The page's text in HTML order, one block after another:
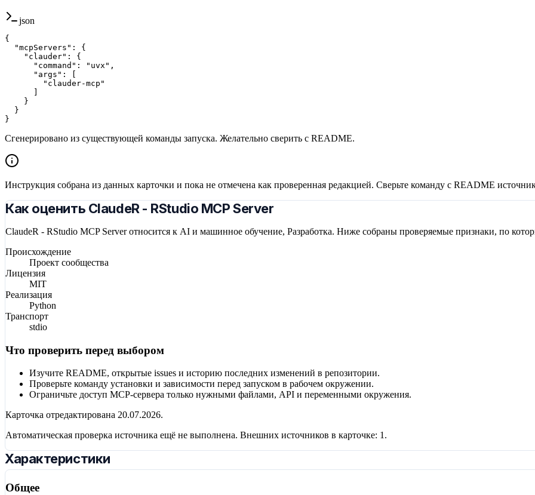
json
{
  "mcpServers": {
    "clauder": {
      "command": "uvx",
      "args": [
        "clauder-mcp"
    }
  }
}
Сгенерировано из существующей команды запуска. Желательно сверить с README.
Инструкция собрана из данных карточки и пока не отмечена как проверенная редакцией. Сверьте команду с README
Как оценить ClaudeR - RStudio MCP Server
ClaudeR - RStudio MCP Server относится к AI и машинное обучение, Разработка. Ниже собраны проверяемые признаки, по
Происхождение
Проект сообщества
Лицензия
MIT
Реализация
Python
Транспорт
stdio
Что проверить перед выбором
Изучите README, открытые issues и историю последних изменений в репозитории.
Проверьте команду установки и зависимости перед запуском в рабочем окружении.
Ограничьте доступ MCP-сервера только нужными файлами, API и переменными окружения.
Карточка отредактирована 20.07.2026.
Автоматическая проверка источника ещё не выполнена. Внешних источников в карточке: 1.
Характеристики
Общее